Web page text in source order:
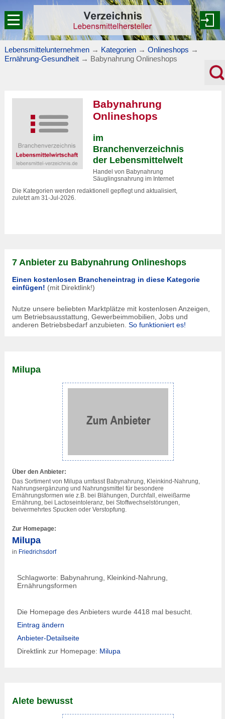
Lebensmittelunternehmen → Kategorien → Onlineshops →
Ernährung-Gesundheit → Babynahrung Onlineshops
Babynahrung
Onlineshops
im
Branchenverzeichnis
der Lebensmittelwelt
Handel von Babynahrung
Säuglingsnahrung im Internet
Die Kategorien werden redaktionell gepflegt und aktualisiert,
zuletzt am 31-Jul-2026.
7 Anbieter zu Babynahrung Onlineshops
Einen kostenlosen Brancheneintrag in diese Kategorie
einfügen! (mit Direktlink!)
Nutze unsere beliebten Marktplätze mit kostenlosen Anzeigen,
um Betriebsausstattung, Gewerbeimmobilien, Jobs und
anderen Betriebsbedarf anzubieten. So funktioniert es!
Milupa
Über den Anbieter:
Das Sortiment von Milupa umfasst Babynahrung, Kleinkind-Nahrung,
Nahrungsergänzung und Nahrungsmittel für besondere
Ernährungsformen wie z.B. bei Blähungen, Durchfall, eiweißarme
Ernährung, bei Lactoseintoleranz, bei Stoffwechselstörungen,
beivermehrtes Spucken oder Verstopfung.
Zur Homepage:
Milupa
in Friedrichsdorf
Schlagworte: Babynahrung, Kleinkind-Nahrung,
Ernährungsformen
Die Homepage des Anbieters wurde 4418 mal besucht.
Eintrag ändern
Anbieter-Detailseite
Direktlink zur Homepage: Milupa
Alete bewusst